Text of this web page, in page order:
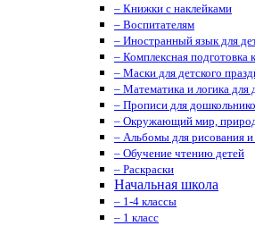
– Книжки с наклейками
– Воспитателям
– Иностранный язык для
– Комплексная подготовка
– Маски для детского
– Математика и логика для
– Прописи для
– Окружающий мир,
– Альбомы для рисования и
– Обучение чтению детей
– Раскраски
Начальная школа
– 1-4 классы
– 1 класс